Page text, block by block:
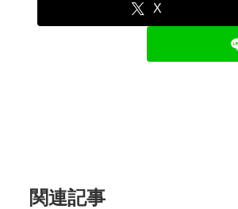
X
関連記事